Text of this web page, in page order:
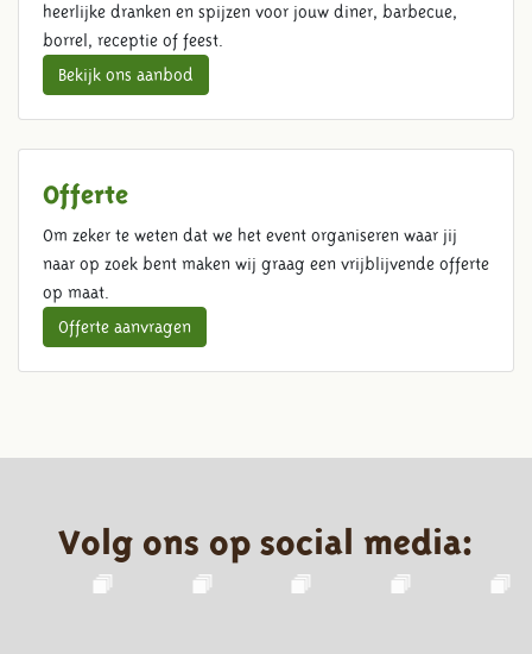
heerlijke dranken en spijzen voor jouw diner, barbecue,
borrel, receptie of feest.
Bekijk ons aanbod
Offerte
Om zeker te weten dat we het event organiseren waar jij
naar op zoek bent maken wij graag een vrijblijvende offerte
op maat.
Offerte aanvragen
Volg ons op social media: